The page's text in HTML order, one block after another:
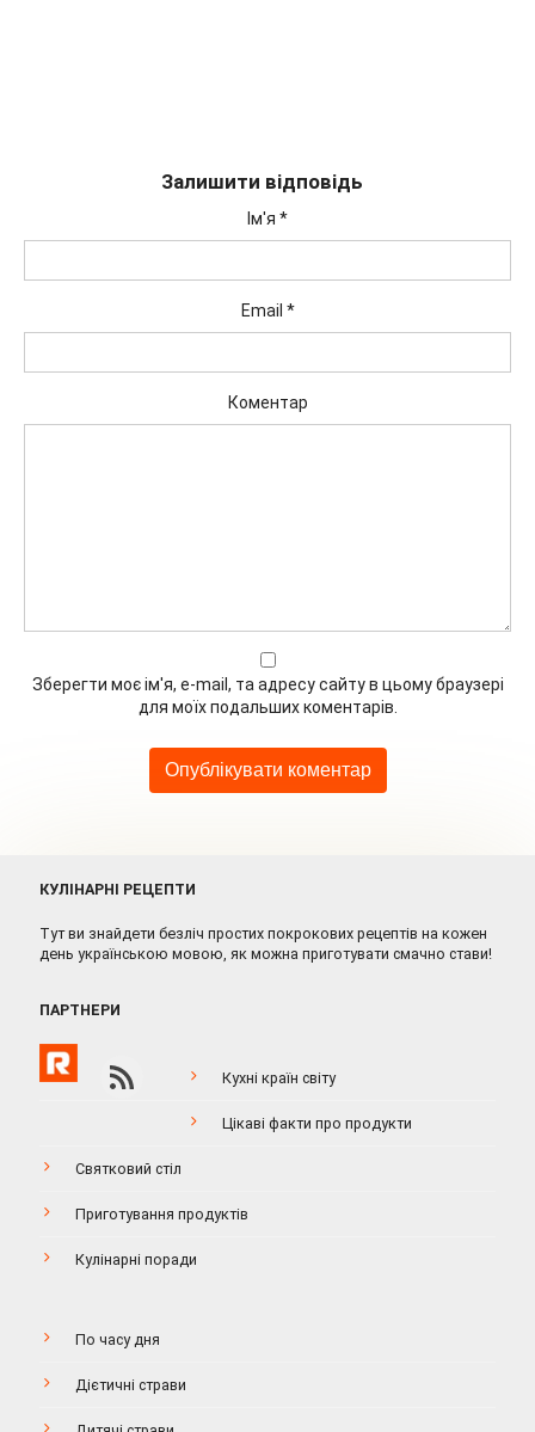
Залишити відповідь
Ім'я *
Email *
Коментар
Зберегти моє ім'я, e-mail, та адресу сайту в цьому браузері
для моїх подальших коментарів.
КУЛІНАРНІ РЕЦЕПТИ
Тут ви знайдети безліч простих покрокових рецептів на кожен
день українською мовою, як можна приготувати смачно стави!
ПАРТНЕРИ
Кухні країн світу
Цікаві факти про продукти
Святковий стіл
Приготування продуктів
Кулінарні поради
По часу дня
Дієтичні страви